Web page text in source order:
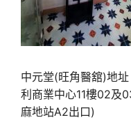
中元堂(旺角醫舘)地
利商業中心11樓02及
麻地站A2出口)